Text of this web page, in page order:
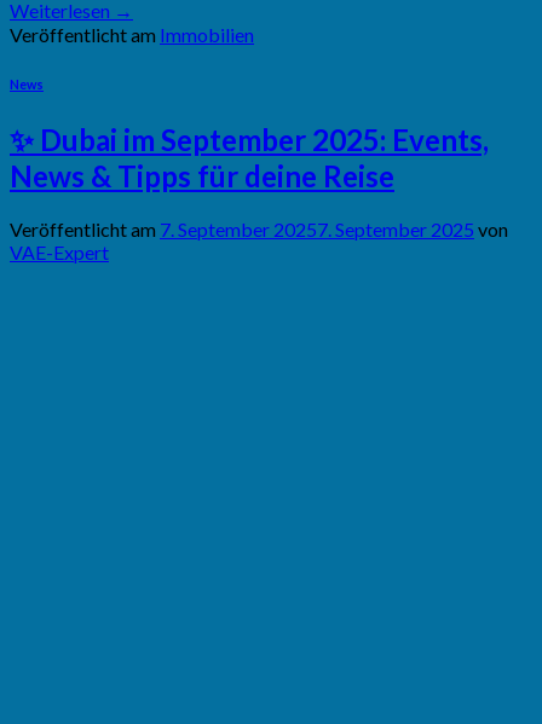
Weiterlesen →
Veröffentlicht am Immobilien
News
✨ Dubai im September 2025: Events,
News & Tipps für deine Reise
Veröffentlicht am 7. September 20257. September 2025 von
VAE-Expert